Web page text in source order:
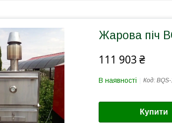
Жарова піч
111 903 ₴
В наявності Код: ВQS-
Купити